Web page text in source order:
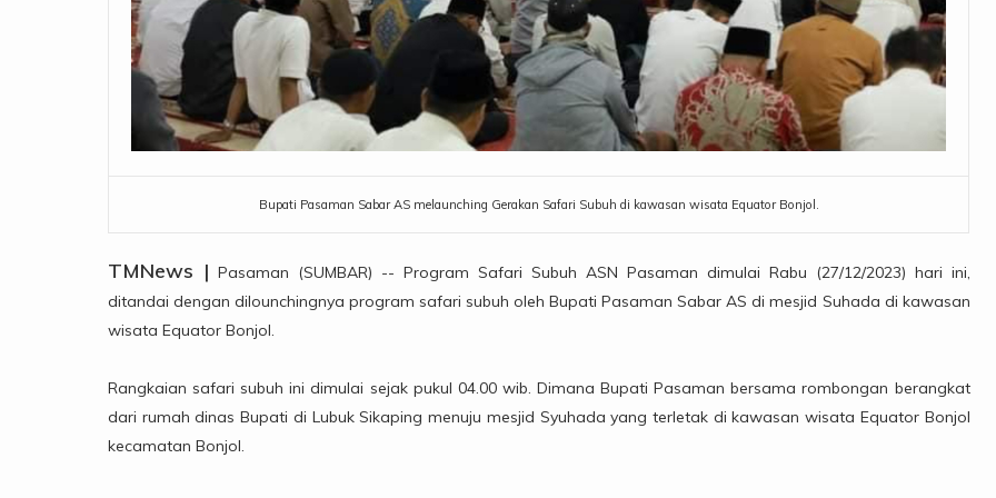
Bupati Pasaman Sabar AS melaunching Gerakan Safari Subuh di kawasan wisata Equator Bonjol.
TMNews | Pasaman (SUMBAR) -- Program Safari Subuh ASN Pasaman dimulai Rabu (27/12/2023) hari ini,
ditandai dengan dilounchingnya program safari subuh oleh Bupati Pasaman Sabar AS di mesjid Suhada di kawasan
wisata Equator Bonjol.
Rangkaian safari subuh ini dimulai sejak pukul 04.00 wib. Dimana Bupati Pasaman bersama rombongan berangkat
dari rumah dinas Bupati di Lubuk Sikaping menuju mesjid Syuhada yang terletak di kawasan wisata Equator Bonjol
kecamatan Bonjol.